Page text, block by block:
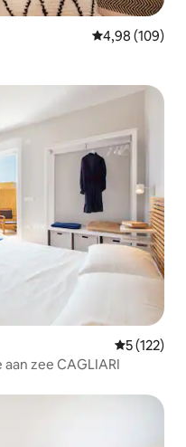
Gemiddelde
4,98 (109)
5 (122)
zee CAGLIARI